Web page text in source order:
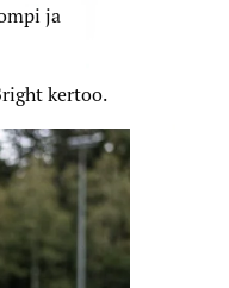
ja
kertoo.